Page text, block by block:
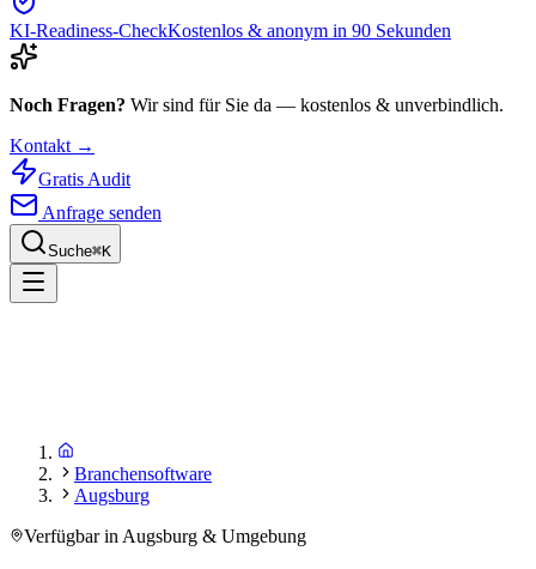
KI-Readiness-CheckKostenlos & anonym in 90 Sekunden
Noch Fragen? Wir sind für Sie da — kostenlos & unverbindlich.
Kontakt →
Gratis Audit
Anfrage senden
Suche⌘K
Branchensoftware
Augsburg
Verfügbar in Augsburg & Umgebung